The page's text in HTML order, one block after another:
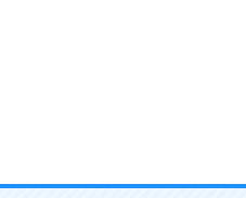
ことが大切。